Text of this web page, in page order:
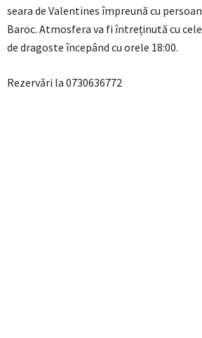
seara de Valentines împreună cu
Baroc. Atmosfera va fi întreținută cu
de dragoste începând cu orele 18:00.
Rezervări la 0730636772